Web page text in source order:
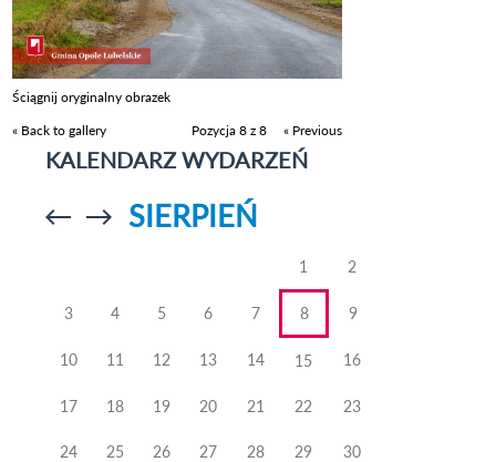
Ściągnij oryginalny obrazek
« Back to gallery
Pozycja 8 z 8 « Previous
KALENDARZ WYDARZEŃ
Przejdź doPrzejdź do
SIERPIEŃ
1 2
3 4 5 6 7 8 9
10 11 12 13 14 15 16
17 18 19 20 21 22 23
24 25 26 27 28 29 30